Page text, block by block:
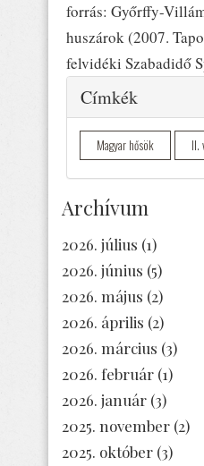
forrás: Győrffy-
huszárok (2007.
felvidéki Szabadidő
Elrejtés
Címkék
Magyar hősök II.
Archívum
2026. július (1)
2026. június (5)
2026. május (2)
2026. április (2)
2026. március (3)
2026. február (1)
2026. január (3)
2025. november (2)
2025. október (3)